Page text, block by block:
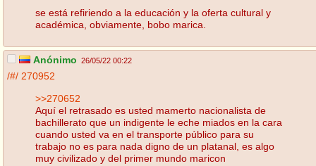
se está refiriendo a la educación y la oferta cultural y
académica, obviamente, bobo marica.
Anónimo 26/05/22 00:22
/#/ 270952
>>270652
Aquí el retrasado es usted mamerto nacionalista de
bachillerato que un indigente le eche miados en la cara
cuando usted va en el transporte público para su
trabajo no es para nada digno de un platanal, es algo
muy civilizado y del primer mundo maricon